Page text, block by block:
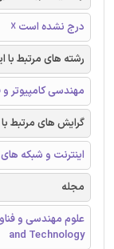
درج نشده است ☓
رشته های مرتبط با
مهندسی کامپیوتر و
گرایش های مرتبط با
اینترنت و شبکه
مجله
and Technology